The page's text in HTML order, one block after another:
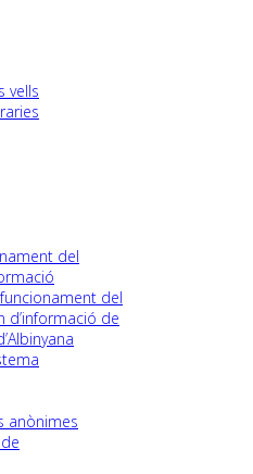
vells
del
del
d’informació de
anònimes